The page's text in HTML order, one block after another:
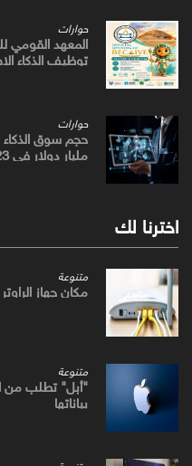
حوارات
المعهد القومي
توظيف الذكاء
حوارات
اخترنا لك
متنوعة
مكان جهاز
متنوعة
بياناتها